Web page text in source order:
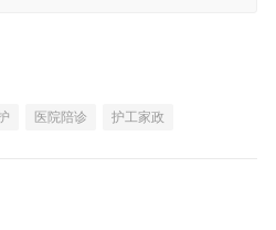
医院陪诊 护工家政